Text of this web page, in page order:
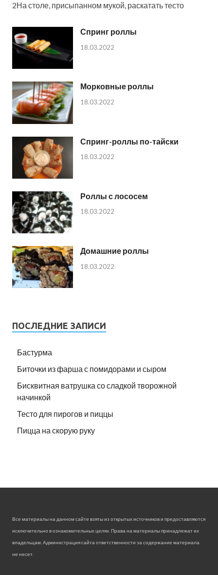
2На столе, присыпанном мукой, раскатать тесто
Спринг роллы
18.03.2022
Морковные роллы
18.03.2022
Спринг-роллы по-тайски
18.03.2022
Роллы с лососем
18.03.2022
Домашние роллы
18.03.2022
ПОСЛЕДНИЕ ЗАПИСИ
Бастурма
Биточки из фарша с помидорами и сыром
Бисквитная ватрушка со сладкой творожной
начинкой
Тесто для пирогов и пиццы
Пицца на скорую руку
Все материалы на данном сайте взяты из открытых источников и предоставляются
исключительно в ознакомительных целях. Права на материалы принадлежат их
владельцам. Администрация сайта ответственности за содержание материала
не несет.